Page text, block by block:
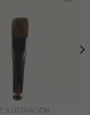
ILUSTRACIÓN